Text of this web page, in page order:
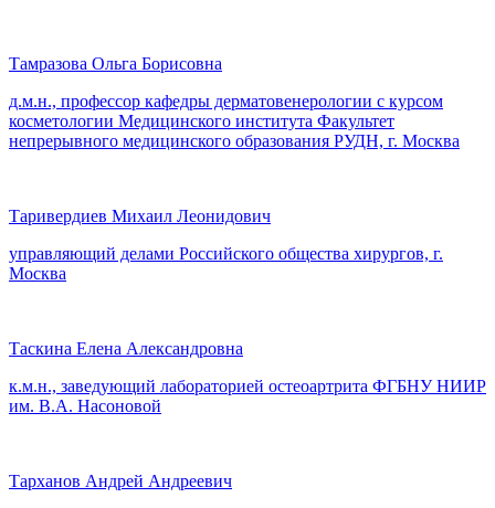
Тамразова Ольга Борисовна
д.м.н., профессор кафедры дерматовенерологии с курсом
косметологии Медицинского института Факультет
непрерывного медицинского образования РУДН, г. Москва
Таривердиев Михаил Леонидович
управляющий делами Российского общества хирургов, г.
Москва
Таскина Елена Александровна
к.м.н., заведующий лабораторией остеоартрита ФГБНУ НИИР
им. В.А. Насоновой
Тарханов Андрей Андреевич